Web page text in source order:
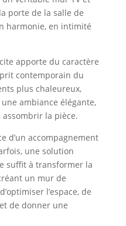
porte de la salle de
harmonie, en intimité
apporte du caractère
contemporain du
plus chaleureux,
ambiance élégante,
la pièce.
d’un accompagnement
une solution
suffit à transformer la
un mur de
l’espace, de
de donner une